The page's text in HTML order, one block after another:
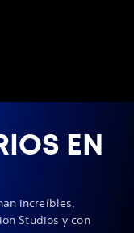
EN
increíbles,
Studios y con